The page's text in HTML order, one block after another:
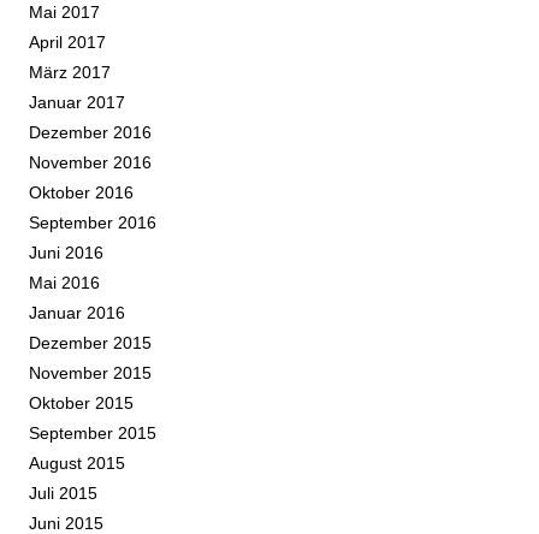
Mai 2017
April 2017
März 2017
Januar 2017
Dezember 2016
November 2016
Oktober 2016
September 2016
Juni 2016
Mai 2016
Januar 2016
Dezember 2015
November 2015
Oktober 2015
September 2015
August 2015
Juli 2015
Juni 2015